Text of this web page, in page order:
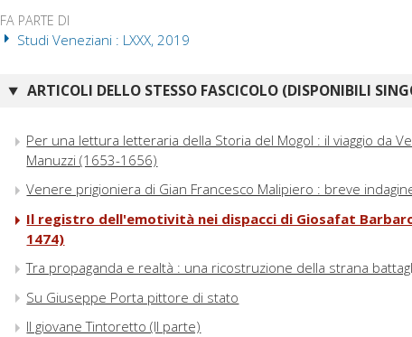
FA PARTE DI
Studi Veneziani : LXXX, 2019
ARTICOLI DELLO STESSO FASCICOLO (DISPONIBILI
Per una lettura letteraria della Storia del Mogol : il viaggio da
Manuzzi (1653-1656)
Venere prigioniera di Gian Francesco Malipiero : breve
Il registro dell'emotività nei dispacci di Giosafat
1474)
Tra propaganda e realtà : una ricostruzione della strana
Su Giuseppe Porta pittore di stato
Il giovane Tintoretto (II parte)